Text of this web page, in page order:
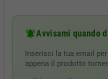
notifications_activeAvvisami quando
Inserisci la tua email
appena il prodotto